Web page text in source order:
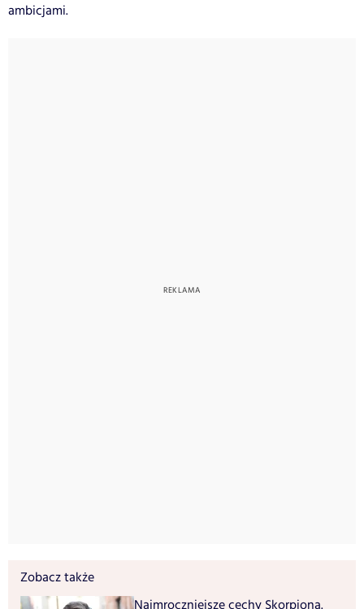
ambicjami.
Zobacz także
Najmroczniejsze cechy Skorpiona.